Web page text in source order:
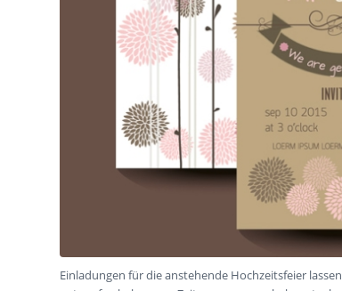
Einladungen für die anstehende Hochzeitsfeier